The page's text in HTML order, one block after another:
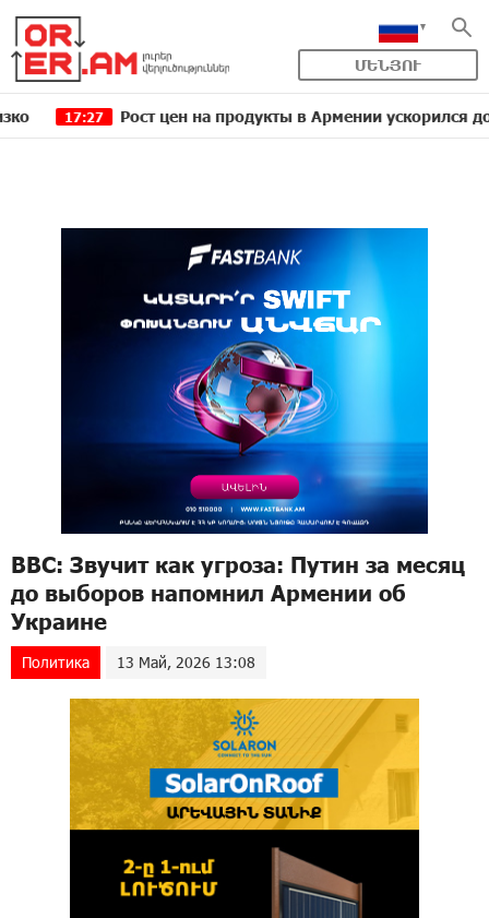
ՄԵՆՅՈՒ
Рост цен на продукты в Армении ускорился до 8,6%:
BBC: Звучит как угроза: Путин за месяц
до выборов напомнил Армении об
Украине
Политика 13 Май, 2026 13:08